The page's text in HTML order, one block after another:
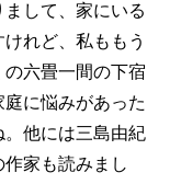
して、家にいる
れど、私ももう
六畳一間の下宿
に悩みがあった
他には三島由紀
家も読みまし